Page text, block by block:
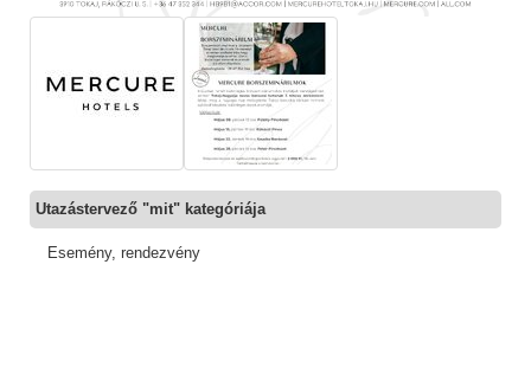
Utazástervező "mit" kategóriája
Esemény, rendezvény